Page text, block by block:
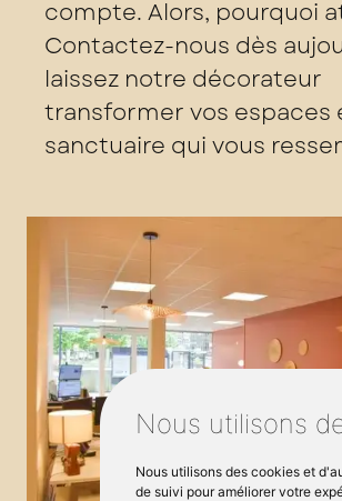
Nous utilisons
Nous utilisons des cookies et
de suivi pour améliorer votre
compte. Alors, pourquoi
Contactez-nous dès
laissez notre décorateur
transformer vos espaces
sanctuaire qui vous